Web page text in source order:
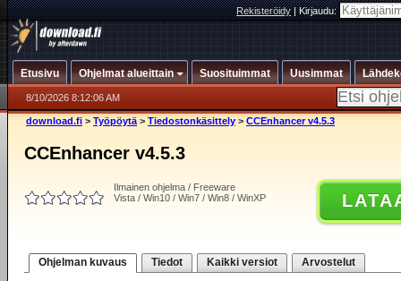
Rekisteröidy|Kirjaudu:
Etusivu Ohjelmat alueittain Suosituimmat Uusimmat
8/10/2026 8:12:06 AM
download.fi > Työpöytä > Tiedostonkäsittely > CCEnhancer v4.5.3
CCEnhancer v4.5.3
Ilmainen ohjelma / Freeware
Vista / Win10 / Win7 / Win8 / WinXP
Ohjelman kuvaus Tiedot Kaikki versiot Arvostelut